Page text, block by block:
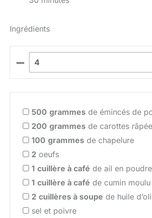
Ingrédients
–
500 grammes de émincés de
200 grammes de carottes
100 grammes de chapelure
2 oeufs
1 cuillère à café de ail en poudre
1 cuillère à café de cumin moulu
2 cuillères à soupe de huile
sel et poivre